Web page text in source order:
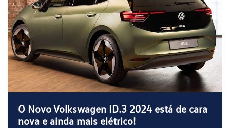
O Novo Volkswagen ID.3 2024 está de cara
nova e ainda mais elétrico!